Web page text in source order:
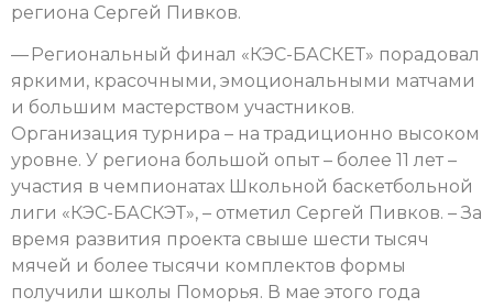
региона Сергей Пивков.
— Региональный финал «КЭС-БАСКЕТ» порадовал
яркими, красочными, эмоциональными матчами
и большим мастерством участников.
Организация турнира – на традиционно высоком
уровне. У региона большой опыт – более 11 лет –
участия в чемпионатах Школьной баскетбольной
лиги «КЭС-БАСКЭТ», – отметил Сергей Пивков. – За
время развития проекта свыше шести тысяч
мячей и более тысячи комплектов формы
получили школы Поморья. В мае этого года